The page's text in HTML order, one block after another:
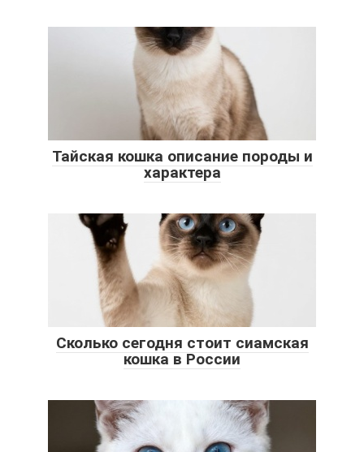
Тайская кошка описание породы и
характера
Сколько сегодня стоит сиамская
кошка в России